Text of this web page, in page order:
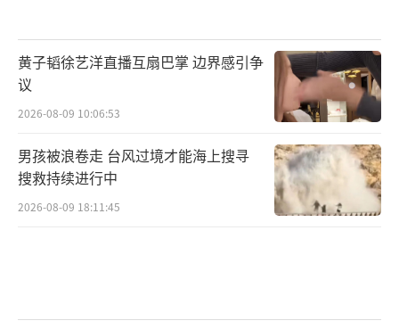
黄子韬徐艺洋直播互扇巴掌 边界感引争
议
2026-08-09 10:06:53
男孩被浪卷走 台风过境才能海上搜寻
搜救持续进行中
2026-08-09 18:11:45